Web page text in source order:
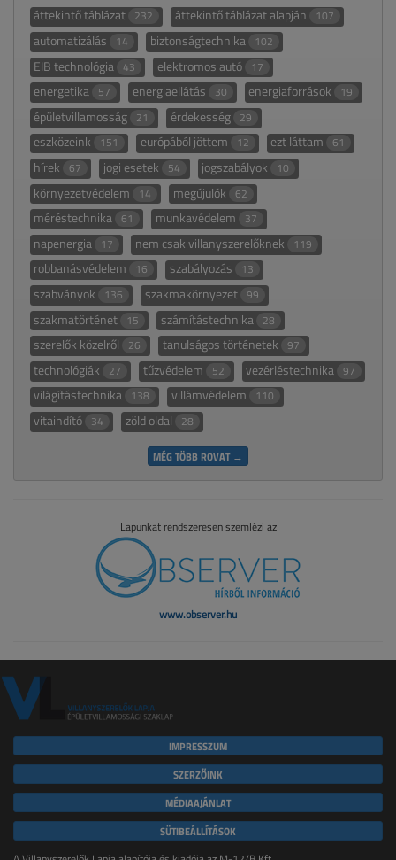
áttekintő táblázat 232 áttekintő táblázat alapján 107
automatizálás 14 biztonságtechnika 102
EIB technológia 43 elektromos autó 17
energetika 57 energiaellátás 30 energiaforrások 19
épületvillamosság 21 érdekesség 29
eszközeink 151 európából jöttem 12 ezt láttam 61
hírek 67 jogi esetek 54 jogszabályok 10
környezetvédelem 14 megújulók 62
méréstechnika 61 munkavédelem 37
napenergia 17 nem csak villanyszerelőknek 119
robbanásvédelem 16 szabályozás 13
szabványok 136 szakmakörnyezet 99
szakmatörténet 15 számítástechnika 28
szerelők közelről 26 tanulságos történetek 97
technológiák 27 tűzvédelem 52 vezérléstechnika 97
világítástechnika 138 villámvédelem 110
vitaindító 34 zöld oldal 28
MÉG TÖBB ROVAT →
Lapunkat rendszeresen szemlézi az
www.observer.hu
IMPRESSZUM
SZERZŐINK
MÉDIAAJÁNLAT
SÜTIBEÁLLÍTÁSOK